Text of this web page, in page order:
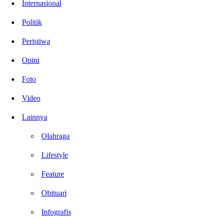
Internasional
Politik
Peristiwa
Opini
Foto
Video
Lainnya
Olahraga
Lifestyle
Feature
Obituari
Infografis